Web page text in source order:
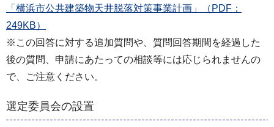
「横浜市公共建築物天井脱落対策事業計画」（PDF：
249KB）
※この回答に対する追加質問や、質問回答期間を経過した
後の質問、申請にあたっての相談等には応じられませんの
で、ご注意ください。
選定委員会の設置